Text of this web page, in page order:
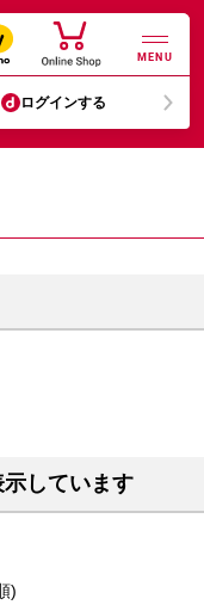
MENU
ログインする
しています
)